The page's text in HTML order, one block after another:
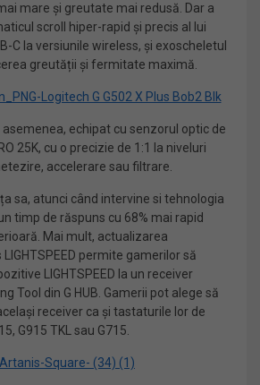
mare și greutate mai redusă. Dar a
scroll hiper-rapid și precis al lui
C la versiunile wireless, și exoscheletul
greutății și fermitate maximă.
asemenea, echipat cu senzorul optic de
25K, cu o precizie de 1:1 la niveluri
accelerare sau filtrare.
sa, atunci când intervine si tehnologia
un timp de răspuns cu 68% mai rapid
Mai mult, actualizarea
permite gamerilor să
LIGHTSPEED la un receiver
Tool din G HUB. Gamerii pot alege să
receiver ca și tastaturile lor de
G915 TKL sau G715.